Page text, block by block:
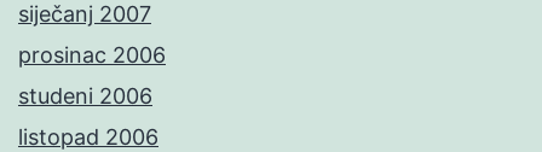
siječanj 2007
prosinac 2006
studeni 2006
listopad 2006